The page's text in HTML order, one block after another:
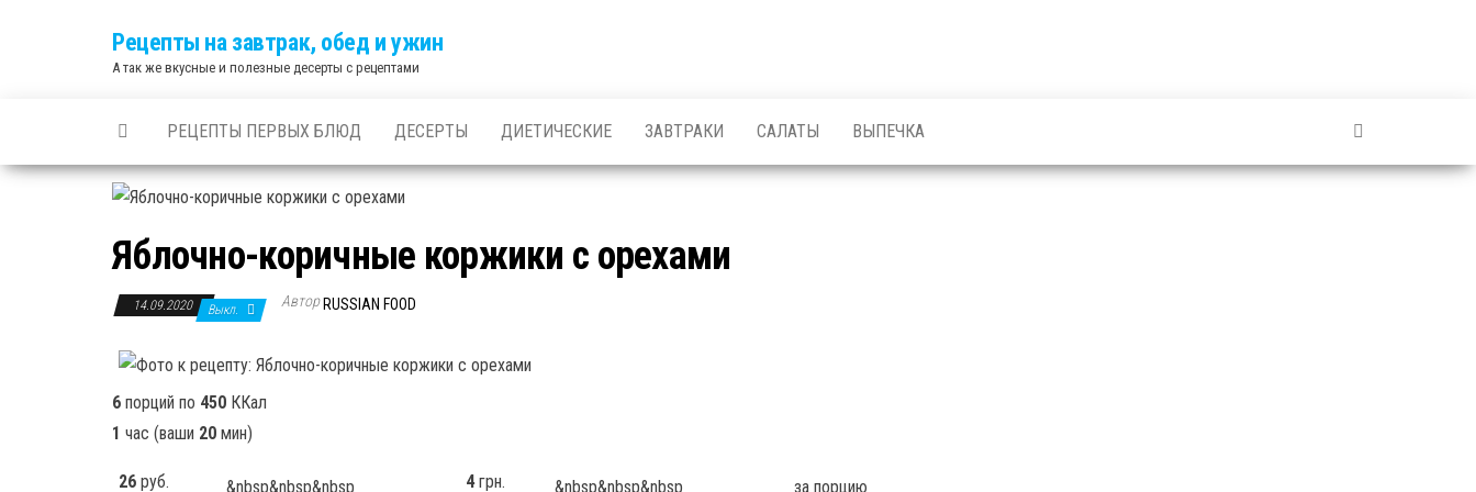
Рецепты на завтрак, обед и ужин
А так же вкусные и полезные десерты с рецептами
РЕЦЕПТЫ ПЕРВЫХ БЛЮД ДЕСЕРТЫ ДИЕТИЧЕСКИЕ ЗАВТРАКИ САЛАТЫ ВЫПЕЧКА
Яблочно-коричные коржики с орехами
14.09.2020 Выкл. Автор RUSSIAN FOOD
6 порций по 450 ККал
1 час (ваши 20 мин)
26 руб. &nbsp&nbsp&nbsp 4грн. &nbsp&nbsp&nbsp за порцию